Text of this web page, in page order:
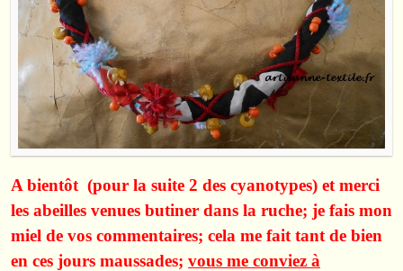
A bientôt (pour la suite 2 des cyanotypes) et merci
les abeilles venues butiner dans la ruche; je fais mon
miel de vos commentaires; cela me fait tant de bien
en ces jours maussades; vous me conviez à